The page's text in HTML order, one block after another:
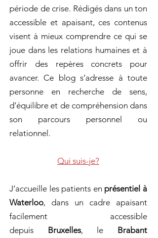
période de crise. Rédigés dans un ton
accessible et apaisant, ces contenus
visent à mieux comprendre ce qui se
joue dans les relations humaines et à
offrir des repères concrets pour
avancer. Ce blog s’adresse à toute
personne en recherche de sens,
d’équilibre et de compréhension dans
son parcours personnel ou
relationnel.
Qui suis-je?
J’accueille les patients en présentiel à
Waterloo, dans un cadre apaisant
facilement accessible
depuis Bruxelles, le Brabant